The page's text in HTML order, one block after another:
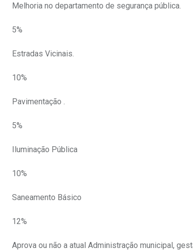
Melhoria no departamento de segurança pública.
5%
Estradas Vicinais.
10%
Pavimentação .
5%
Iluminação Pública
10%
Saneamento Básico
12%
Aprova ou não a atual Administração municipal,